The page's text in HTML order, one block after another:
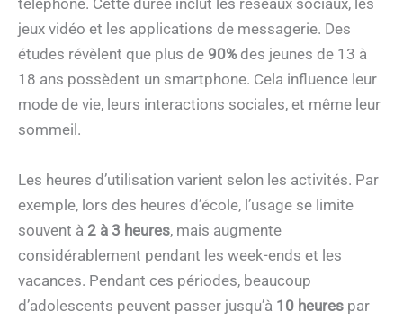
téléphone. Cette durée inclut les réseaux sociaux, les
jeux vidéo et les applications de messagerie. Des
études révèlent que plus de 90%des jeunes de 13 à
18 ans possèdent un smartphone. Cela influence leur
mode de vie, leurs interactions sociales, et même leur
sommeil.
Les heures d’utilisation varient selon les activités. Par
exemple, lors des heures d’école, l’usage se limite
souvent à 2 à 3 heures, mais augmente
considérablement pendant les week-ends et les
vacances. Pendant ces périodes, beaucoup
d’adolescents peuvent passer jusqu’à 10 heures par